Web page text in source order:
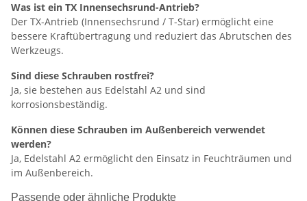
Was ist ein TX Innensechsrund-Antrieb?
Der TX-Antrieb (Innensechsrund / T-Star) ermöglicht eine
bessere Kraftübertragung und reduziert das Abrutschen des
Werkzeugs.
Sind diese Schrauben rostfrei?
Ja, sie bestehen aus Edelstahl A2 und sind
korrosionsbeständig.
Können diese Schrauben im Außenbereich verwendet
werden?
Ja, Edelstahl A2 ermöglicht den Einsatz in Feuchträumen und
im Außenbereich.
Passende oder ähnliche Produkte